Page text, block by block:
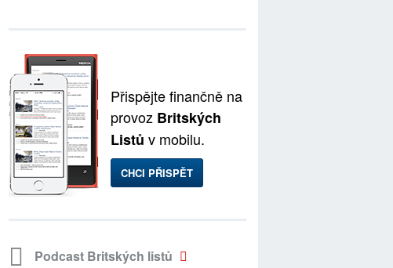
Přispějte finančně na
provoz Britských
Listů v mobilu.
CHCI PŘISPĚT
Podcast Britských listů